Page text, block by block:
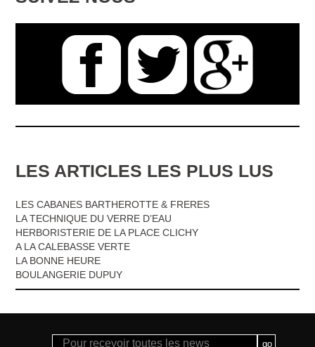
LES ARTICLES LES PLUS LUS
LES CABANES BARTHEROTTE & FRERES
LA TECHNIQUE DU VERRE D’EAU
HERBORISTERIE DE LA PLACE CLICHY
A LA CALEBASSE VERTE
LA BONNE HEURE
BOULANGERIE DUPUY